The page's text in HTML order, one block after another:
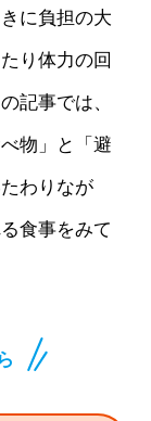
に負担の大
り体力の回
記事では、
物」と「避
わりなが
食事をみて